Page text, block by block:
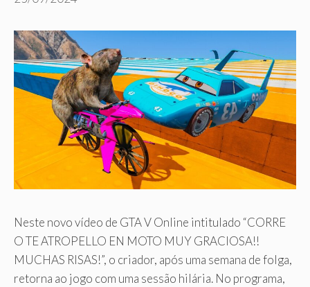
Neste novo vídeo de GTA V Online intitulado “CORRE
O TE ATROPELLO EN MOTO MUY GRACIOSA!!
MUCHAS RISAS!”, o criador, após uma semana de folga,
retorna ao jogo com uma sessão hilária. No programa,